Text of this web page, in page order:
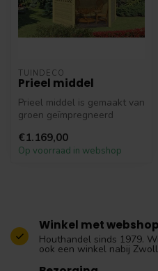
TUINDECO
Prieel middel
Prieel middel is gemaakt van
groen geïmpregneerd
priee...
€1.169,00
Op voorraad in webshop
Winkel met webshop
Houthandel sinds 1979.
ook een winkel nabij